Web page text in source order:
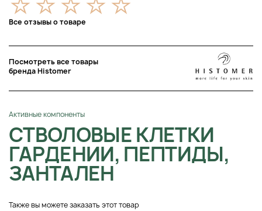
Все отзывы о товаре
Посмотреть все товары
бренда Histomer
Активные компоненты
СТВОЛОВЫЕ КЛЕТКИ
ГАРДЕНИИ, ПЕПТИДЫ,
ЗАНТАЛЕН
Также вы можете заказать этот товар